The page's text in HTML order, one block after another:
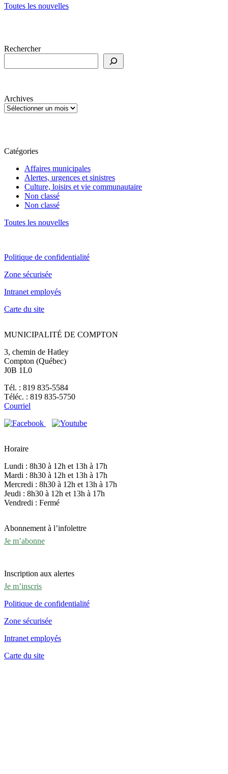
Toutes les nouvelles
Rechercher
Archives
Catégories
Affaires municipales
Alertes, urgences et sinistres
Culture, loisirs et vie communautaire
Non classé
Non classé
Toutes les nouvelles
Politique de confidentialité
Zone sécurisée
Intranet employés
Carte du site
MUNICIPALITÉ DE COMPTON
3, chemin de Hatley
Compton (Québec)
J0B 1L0
Tél. : 819 835-5584
Téléc. : 819 835-5750
Courriel
Horaire
Lundi : 8h30 à 12h et 13h à 17h
Mardi : 8h30 à 12h et 13h à 17h
Mercredi : 8h30 à 12h et 13h à 17h
Jeudi : 8h30 à 12h et 13h à 17h
Vendredi : Fermé
Abonnement à l’infolettre
Je m’abonne
Inscription aux alertes
Je m’inscris
Politique de confidentialité
Zone sécurisée
Intranet employés
Carte du site